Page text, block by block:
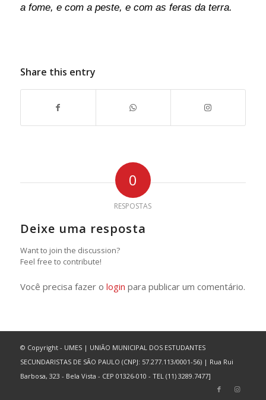
a fome, e com a peste, e com as feras da terra.
Share this entry
0
RESPOSTAS
Deixe uma resposta
Want to join the discussion?
Feel free to contribute!
Você precisa fazer o login para publicar um comentário.
© Copyright - UMES | UNIÃO MUNICIPAL DOS ESTUDANTES
SECUNDARISTAS DE SÃO PAULO (CNPJ: 57.277.113/0001-56) | Rua Rui
Barbosa, 323 - Bela Vista - CEP 01326-010 - TEL (11) 3289.7477]